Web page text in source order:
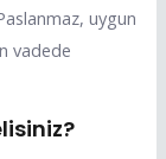
uygun
vadede